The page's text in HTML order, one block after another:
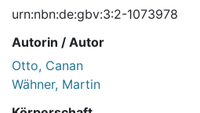
urn:nbn:de:gbv:3:2-1073978
Autorin / Autor
Otto, Canan
Wähner, Martin